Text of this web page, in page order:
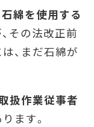
綿を使用する
その法改正前
、まだ石綿が
扱作業従事者
ます。